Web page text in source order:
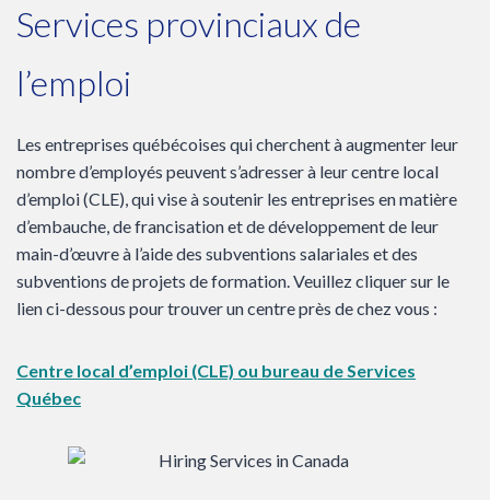
Services provinciaux de
l’emploi
Les entreprises québécoises qui cherchent à augmenter leur
nombre d’employés peuvent s’adresser à leur centre local
d’emploi (CLE), qui vise à soutenir les entreprises en matière
d’embauche, de francisation et de développement de leur
main-d’œuvre à l’aide des subventions salariales et des
subventions de projets de formation. Veuillez cliquer sur le
lien ci-dessous pour trouver un centre près de chez vous :
Centre local d’emploi (CLE) ou bureau de Services
Québec